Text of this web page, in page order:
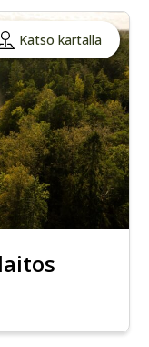
Katso kartalla